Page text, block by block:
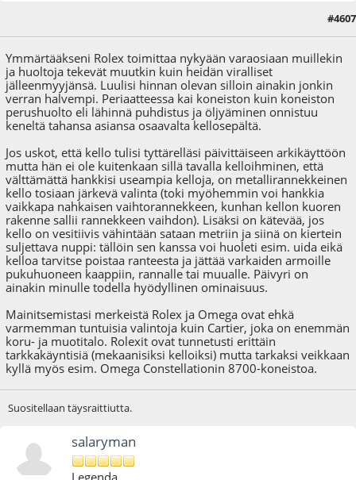
#4607
Ymmärtääkseni Rolex toimittaa nykyään varaosiaan muillekin
ja huoltoja tekevät muutkin kuin heidän viralliset
jälleenmyyjänsä. Luulisi hinnan olevan silloin ainakin jonkin
verran halvempi. Periaatteessa kai koneiston kuin koneiston
perushuolto eli lähinnä puhdistus ja öljyäminen onnistuu
keneltä tahansa asiansa osaavalta kellosepältä.
Jos uskot, että kello tulisi tyttärelläsi päivittäiseen arkikäyttöön
mutta hän ei ole kuitenkaan sillä tavalla kelloihminen, että
välttämättä hankkisi useampia kelloja, on metallirannekkeinen
kello tosiaan järkevä valinta (toki myöhemmin voi hankkia
vaikkapa nahkaisen vaihtorannekkeen, kunhan kellon kuoren
rakenne sallii rannekkeen vaihdon). Lisäksi on kätevää, jos
kello on vesitiivis vähintään sataan metriin ja siinä on kiertein
suljettava nuppi: tällöin sen kanssa voi huoleti esim. uida eikä
kelloa tarvitse poistaa ranteesta ja jättää varkaiden armoille
pukuhuoneen kaappiin, rannalle tai muualle. Päivyri on
ainakin minulle todella hyödyllinen ominaisuus.
Mainitsemistasi merkeistä Rolex ja Omega ovat ehkä
varmemman tuntuisia valintoja kuin Cartier, joka on enemmän
koru- ja muotitalo. Rolexit ovat tunnetusti erittäin
tarkkakäyntisiä (mekaanisiksi kelloiksi) mutta tarkaksi veikkaan
kyllä myös esim. Omega Constellationin 8700-koneistoa.
Suositellaan täysraittiutta.
salaryman
Legenda